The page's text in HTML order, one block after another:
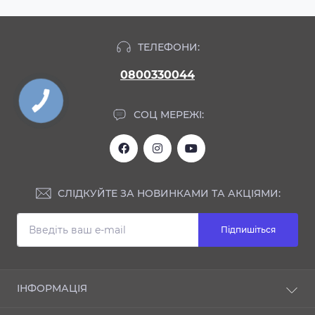
ТЕЛЕФОНИ:
0800330044
СОЦ МЕРЕЖІ:
СЛІДКУЙТЕ ЗА НОВИНКАМИ ТА АКЦІЯМИ:
Підпишіться
ІНФОРМАЦІЯ